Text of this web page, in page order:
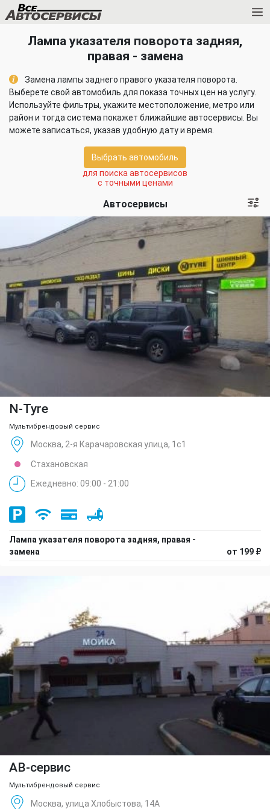
Лампа указателя поворота задняя,
правая - замена
Замена лампы заднего правого указателя поворота.
Выберете свой автомобиль для показа точных цен на услугу.
Используйте фильтры, укажите местоположение, метро или
район и тогда система покажет ближайшие автосервисы. Вы
можете записаться, указав удобную дату и время.
Выбрать автомобиль
для поиска автосервисов
с точными ценами
Автосервисы
N-Tyre
Мультибрендовый сервис
Москва, 2-я Карачаровская улица, 1с1
Стахановская
Ежедневно: 09:00 - 21:00
Лампа указателя поворота задняя, правая -
замена
от 199 ₽
АВ-сервис
Мультибрендовый сервис
Москва, улица Хлобыстова, 14А